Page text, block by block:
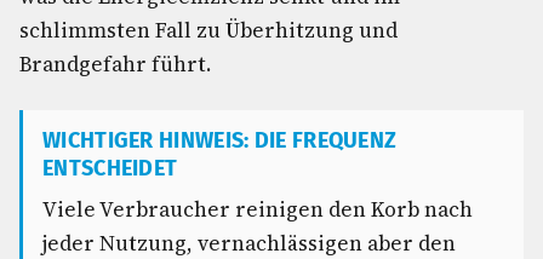
schlimmsten Fall zu Überhitzung und
Brandgefahr führt.
WICHTIGER HINWEIS: DIE FREQUENZ
ENTSCHEIDET
Viele Verbraucher reinigen den Korb nach
jeder Nutzung, vernachlässigen aber den